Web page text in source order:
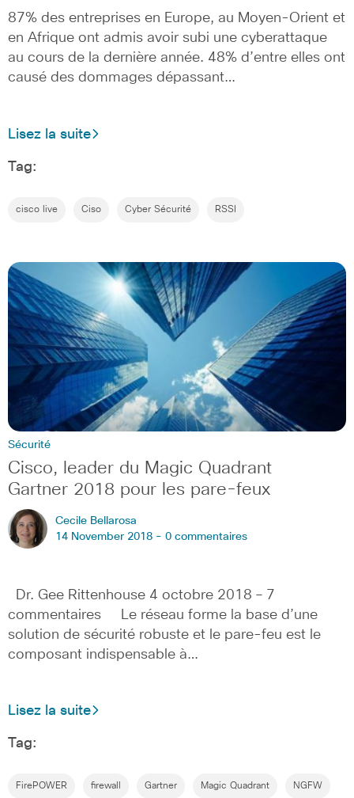
87% des entreprises en Europe, au Moyen-Orient et
en Afrique ont admis avoir subi une cyberattaque
au cours de la dernière année. 48% d’entre elles ont
causé des dommages dépassant…
Lisez la suite
Tag:
cisco live Ciso Cyber Sécurité RSSI
Sécurité
Cisco, leader du Magic Quadrant
Gartner 2018 pour les pare-feux
Cecile Bellarosa
14 November 2018 - 0 commentaires
Dr. Gee Rittenhouse 4 octobre 2018 – 7
commentaires Le réseau forme la base d’une
solution de sécurité robuste et le pare-feu est le
composant indispensable à…
Lisez la suite
Tag:
FirePOWER firewall Gartner Magic Quadrant NGFW